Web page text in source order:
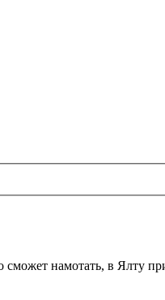
намотать, в Ялту